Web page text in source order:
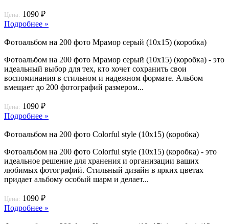
Цена: 1090 ₽
Подробнее »
Фотоальбом на 200 фото Мрамор серый (10х15) (коробка)
Фотоальбом на 200 фото Мрамор серый (10х15) (коробка) - это
идеальный выбор для тех, кто хочет сохранить свои
воспоминания в стильном и надежном формате. Альбом
вмещает до 200 фотографий размером...
Цена: 1090 ₽
Подробнее »
Фотоальбом на 200 фото Colorful style (10х15) (коробка)
Фотоальбом на 200 фото Colorful style (10х15) (коробка) - это
идеальное решение для хранения и организации ваших
любимых фотографий. Стильный дизайн в ярких цветах
придает альбому особый шарм и делает...
Цена: 1090 ₽
Подробнее »